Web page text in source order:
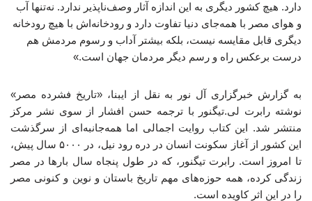
دارد. هیچ کشور دیگری به این اندازه آثار وصف‌ناپذیر ندارد. نه‌تنها آب
و هوای مصر با همه‌جای دنیا تفاوت دارد و رودخانه‌اش با هیچ رودخانه
دیگری قابل مقایسه نیست، بلکه بیشتر آداب و رسوم مردمش هم
درست برعکس راه و رسم دیگر مردمان جهان است.»
به گزارش خبرگزاری آل نور به نقل از ایبنا، «تاریخ فشرده مصر»
نوشته رابرت لی.تیگنور با ترجمه حسن افشار از سوی نشر مرکز
منتشر شد. این کتاب روایت اجمالی اما همه‌جانبه‌ای از سرگذشت
این کشور از آغاز سکونت انسان در دره‌ رود نیل، در ۵۰۰۰ سال پیش،
تا امروز است. رابرت تیگنور، که در طول پنجاه سال بارها در مصر
زندگی کرده، همه‌ حوزه‌های مهم تاریخ باستان و نوین و کنونی مصر
را در این اثر کاویده است.